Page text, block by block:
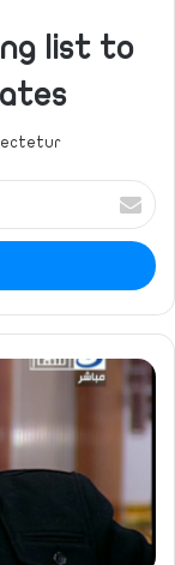
list to
أدخل
بريدك
الإلكتروني